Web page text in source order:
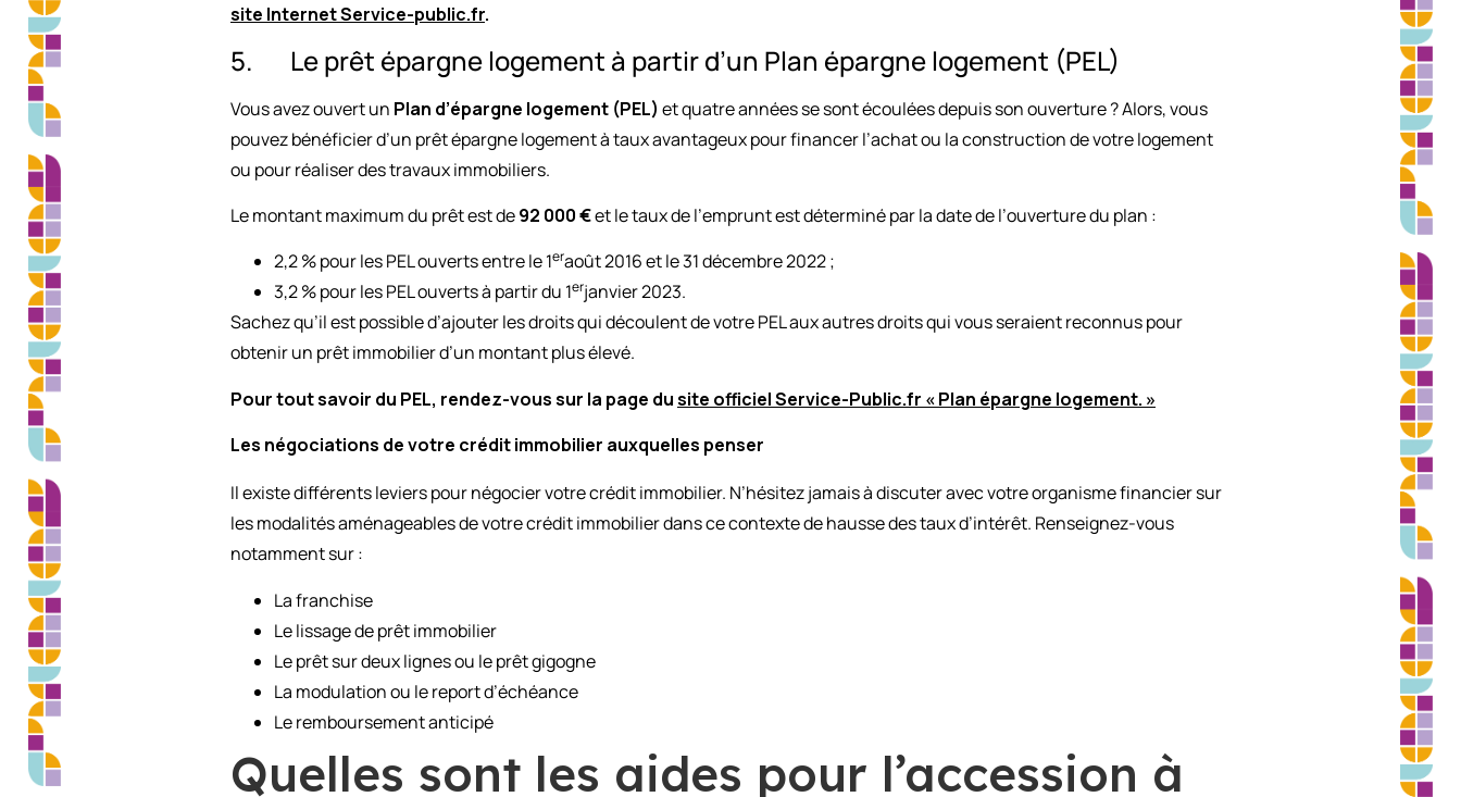
site Internet Service-public.fr.
5. Le prêt épargne logement à partir d’un Plan épargne logement (PEL)
Vous avez ouvert un Plan d’épargne logement (PEL) et quatre années se sont écoulées depuis son ouverture ? Alors, vous
pouvez bénéficier d’un prêt épargne logement à taux avantageux pour financer l’achat ou la construction de votre logement
ou pour réaliser des travaux immobiliers.
Le montant maximum du prêt est de92 000 €et le taux de l’emprunt est déterminé par la date de l’ouverture du plan :
2,2 % pour les PEL ouverts entre le 1eraoût 2016 et le 31 décembre 2022 ;
3,2 % pour les PEL ouverts à partir du 1erjanvier 2023.
Sachez qu’il est possible d’ajouter les droits qui découlent de votre PEL aux autres droits qui vous seraient reconnus pour
obtenir un prêt immobilier d’un montant plus élevé.
Pour tout savoir du PEL, rendez-vous sur la page dusite officiel Service-Public.fr « Plan épargne logement. »
Les négociations de votre crédit immobilier auxquelles penser
Il existe différents leviers pour négocier votre crédit immobilier. N’hésitez jamais à discuter avec votre organisme financier sur
les modalités aménageables de votre crédit immobilier dans ce contexte de hausse des taux d’intérêt. Renseignez-vous
notamment sur :
La franchise
Le lissage de prêt immobilier
Le prêt sur deux lignes ou le prêt gigogne
La modulation ou le report d’échéance
Le remboursement anticipé
Quelles sont les aides pour l’accession à